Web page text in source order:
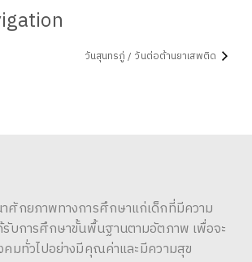
วันสุนทรภู่ / วันต่อต้านยาเสพติด
กยภาพทางการศึกษาแก่เด็กที่มีความ
บการศึกษาขั้นพื้นฐานตามอัตภาพ เพื่อจะ
คมทั่วไปอย่างมีคุณค่าและมีความสุข